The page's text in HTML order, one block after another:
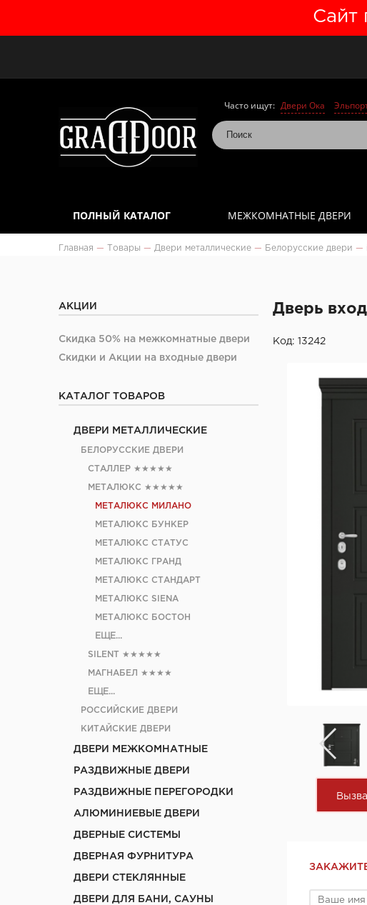
Сайт
Часто ищут: Двери Ока
ПОЛНЫЙ КАТАЛОГ МЕЖКОМНАТНЫЕ ДВЕРИ
Главная — Товары — Двери металлические — Белорусские двери —
АКЦИИ
Скидка 50% на межкомнатные двери
Скидки и Акции на входные двери
КАТАЛОГ ТОВАРОВ
ДВЕРИ МЕТАЛЛИЧЕСКИЕ
БЕЛОРУССКИЕ ДВЕРИ
СТАЛЛЕР ★★★★★
МЕТАЛЮКС ★★★★★
МЕТАЛЮКС МИЛАНО
МЕТАЛЮКС БУНКЕР
МЕТАЛЮКС СТАТУС
МЕТАЛЮКС ГРАНД
МЕТАЛЮКС СТАНДАРТ
МЕТАЛЮКС SIENA
МЕТАЛЮКС БОСТОН
ЕЩЕ...
SILENT ★★★★★
МАГНАБЕЛ ★★★★
ЕЩЕ...
РОССИЙСКИЕ ДВЕРИ
КИТАЙСКИЕ ДВЕРИ
ДВЕРИ МЕЖКОМНАТНЫЕ
РАЗДВИЖНЫЕ ДВЕРИ
РАЗДВИЖНЫЕ ПЕРЕГОРОДКИ
АЛЮМИНИЕВЫЕ ДВЕРИ
ДВЕРНЫЕ СИСТЕМЫ
ДВЕРНАЯ ФУРНИТУРА
ДВЕРИ СТЕКЛЯННЫЕ
ДВЕРИ ДЛЯ БАНИ, САУНЫ
Дверь
Код: 13242